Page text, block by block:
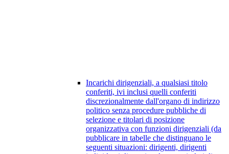
Incarichi dirigenziali, a qualsiasi titolo
conferiti, ivi inclusi quelli conferiti
discrezionalmente dall'organo di indirizzo
politico senza procedure pubbliche di
selezione e titolari di posizione
organizzativa con funzioni dirigenziali (da
pubblicare in tabelle che distinguano le
seguenti situazioni: dirigenti, dirigenti